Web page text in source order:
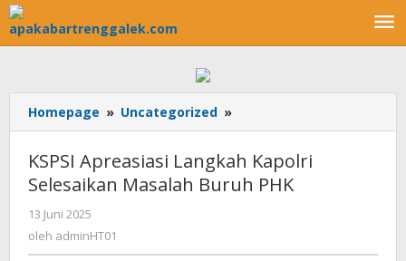
Lewati
ke
konten
Homepage » Uncategorized »
Apreasiasi
Langkah
Kapolri
Selesaikan
KSPSI Apreasiasi Langkah Kapolri
Selesaikan Masalah Buruh PHK
13 Juni 2025
adminHT01
oleh adminHT01